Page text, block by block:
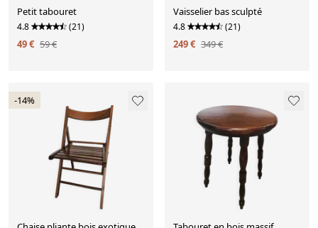
Petit tabouret
4.8 (21)
49 € 59 €
Vaisselier bas sculpté
4.8 (21)
249 € 349 €
-14%